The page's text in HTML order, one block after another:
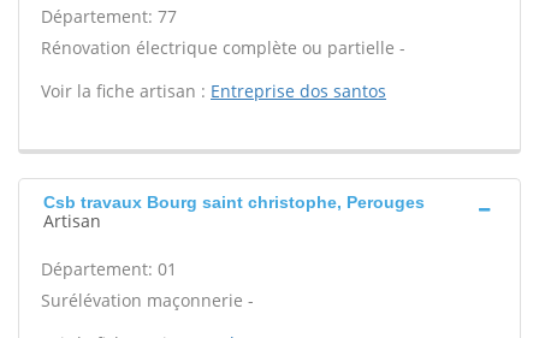
Département: 77
Rénovation électrique complète ou partielle -
Voir la fiche artisan : Entreprise dos santos
Csb travaux Bourg saint christophe, Perouges
Artisan
Département: 01
Surélévation maçonnerie -